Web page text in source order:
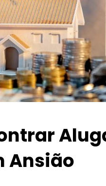
Ansião